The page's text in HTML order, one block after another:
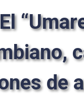
El
de